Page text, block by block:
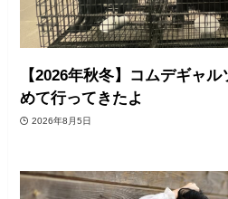
【2026年秋冬】コムデギャ
めて行ってきたよ
2026年8月5日